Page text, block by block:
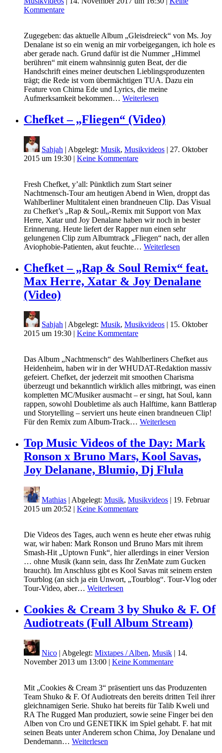
Kommentare
Zugegeben: das aktuelle Album „Gleisdreieck“ von Ms. Joy
Denalane ist so ein wenig an mir vorbeigegangen, ich hole es
aber gerade nach. Grund dafür ist die Nummer „Himmel
berühren“ mit einem wahnsinnig guten Beat, der die
Handschrift eines meiner deutschen Lieblingsproduzenten
trägt; die Rede ist vom übermächtigen TUA. Dazu ein
Feature von Chima Ede und Lyrics, die meine
Aufmerksamkeit bekommen… Weiterlesen
Chefket – „Fliegen“ (Video)
Sahjah | Abgelegt: Musik, Musikvideos | 27. Oktober
2015 um 19:30 | Keine Kommentare
Fresh Chefket, y’all: Pünktlich zum Start seiner
Nachtmensch-Tour am heutigen Abend in Wien, droppt das
Wahlberliner Multitalent einen brandneuen Clip. Das Visual
zu Chefket’s „Rap & Soul„-Remix mit Support von Max
Herre, Xatar und Joy Denalane haben wir noch in bester
Erinnerung. Heute liefert der Rapper nun einen sehr
gelungenen Clip zum Albumtrack „Fliegen“ nach, der allen
Aviophobie-Patienten, akut feuchte… Weiterlesen
Chefket – „Rap & Soul Remix“ feat.
Max Herre, Xatar & Joy Denalane
(Video)
Sahjah | Abgelegt: Musik, Musikvideos | 15. Oktober
2015 um 19:30 | Keine Kommentare
Das Album „Nachtmensch“ des Wahlberliners Chefket aus
Heidenheim, haben wir in der WHUDAT-Redaktion massiv
gefeiert. Chefket, der jederzeit mit smoothen Charisma
überzeugt und bekanntlich wirklich alles mitbringt, was einen
kompletten MC/Musiker ausmacht – er singt, hat Soul, kann
rappen, sowohl Doubletime als auch Halftime, kann Battlerap
und Storytelling – serviert uns heute einen brandneuen Clip!
Für den Remix zum Album-Track… Weiterlesen
Top Music Videos of the Day: Mark
Ronson x Bruno Mars, Kool Savas,
Joy Delanane, Blumio, Dj Flula
Mathias | Abgelegt: Musik, Musikvideos | 19. Februar
2015 um 20:52 | Keine Kommentare
Die Videos des Tages, auch wenn es heute eher etwas ruhig
war, wir haben: Mark Ronson und Bruno Mars mit ihrem
Smash-Hit „Uptown Funk“, hier allerdings in einer Version
… ohne Musik (kann sein, dass Ihr ZenMate zum Gucken
braucht). Im Anschluss gibt es Kool Savas mit seinem ersten
Tourblog (an sich ja ein Unwort, „Tourblog“. Tour-Vlog oder
Tour-Video, aber… Weiterlesen
Cookies & Cream 3 by Shuko & F. Of
Audiotreats (Full Album Stream)
Nico | Abgelegt: Mixtapes / Alben, Musik | 14.
November 2013 um 13:00 | Keine Kommentare
Mit „Cookies & Cream 3“ präsentiert uns das Produzenten
Team Shuko & F. Of Audiotreats den bereits dritten Teil ihrer
gleichnamigen Serie. Shuko hat bereits für Talib Kweli und
RA The Rugged Man produziert, sowie seine Finger bei den
Alben von Cro und GENETIKK im Spiel gehabt. F. hat mit
seinen Beats unter Anderem schon Chima, Joy Denalane und
Dendemann… Weiterlesen